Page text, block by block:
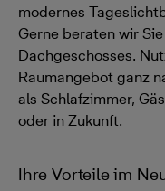
modernes
Gerne beraten wir
Dachgeschosses.
Raumangebot ganz
als Schlafzimmer,
oder in Zukunft.
Ihre Vorteile im